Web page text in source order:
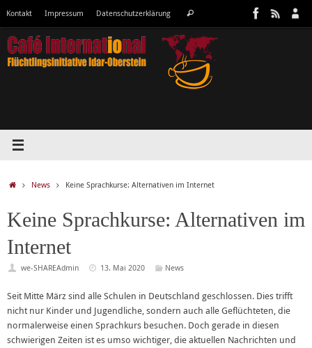
springen
Kontakt Impressum Datenschutzerklärung Suchen
StartNews Keine Sprachkurse: Alternativen im Internet
Keine Sprachkurse: Alternativen im
Internet
we-SHAREAdmin 13. Mai 2020 News
Seit Mitte März sind alle Schulen in Deutschland geschlossen. Dies trifft
nicht nur Kinder und Jugendliche, sondern auch alle Geflüchteten, die
normalerweise einen Sprachkurs besuchen. Doch gerade in diesen
schwierigen Zeiten ist es umso wichtiger, die aktuellen Nachrichten und